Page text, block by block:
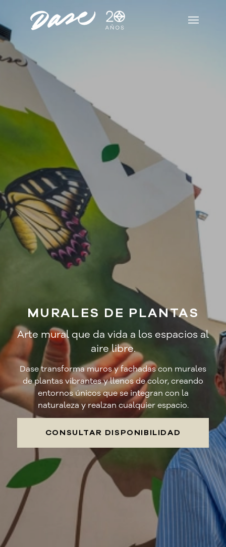
MURALES DE PLANTAS
Arte mural que da vida a los espacios al
aire libre.
Dase transforma muros y fachadas con murales
de plantas vibrantes y llenos de color, creando
entornos únicos que se integran con la
naturaleza y realzan cualquier espacio.
CONSULTAR DISPONIBILIDAD